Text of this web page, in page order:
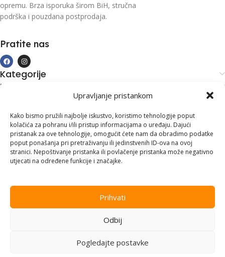
Upravljanje pristankom
Kako bismo pružili najbolje iskustvo, koristimo tehnologije poput
kolačića za pohranu i/ili pristup informacijama o uređaju. Dajući
pristanak za ove tehnologije, omogućit ćete nam da obradimo podatke
poput ponašanja pri pretraživanju ili jedinstvenih ID-ova na ovoj
stranici. Nepoštivanje pristanka ili povlačenje pristanka može negativno
utjecati na određene funkcije i značajke.
Prihvati
Odbij
Pogledajte postavke
opremu. Brza isporuka širom BiH, stručna
podrška i pouzdana postprodaja.
Pratite nas
Kategorije
Kupovina i podrška
Kontakt informacije
Branilaca Bosne, 75 300 Lukavac
+387 35 555 999
info@pconer.ba
Vision.